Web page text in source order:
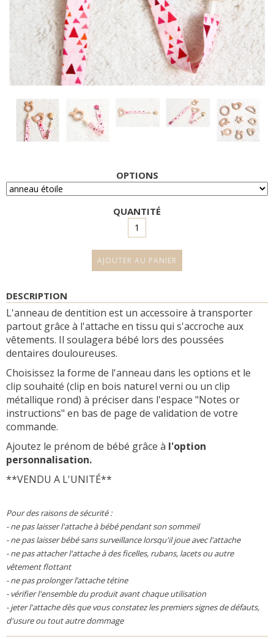
OPTIONS
QUANTITÉ
DESCRIPTION
L'anneau de dentition est un accessoire à transporter
partout grâce à l'attache en tissu qui s'accroche aux
vêtements. Il soulagera bébé lors des poussées
dentaires douloureuses.
Choisissez la forme de l'anneau dans les options et le
clip souhaité (clip en bois naturel verni ou un clip
métallique rond) à préciser dans l'espace "Notes or
instructions" en bas de page de validation de votre
commande.
Ajoutez le prénom de bébé grâce à l'option
personnalisation.
**VENDU A L'UNITÉ**
Pour des raisons de sécurité :
- ne pas laisser l'attache à bébé pendant son sommeil
- ne pas laisser bébé sans surveillance lorsqu'il joue avec l'attache
- ne pas attacher l'attache à des ficelles, rubans, lacets ou autre
vêtement flottant
- ne pas prolonger l’attache tétine
- vérifier l'ensemble du produit avant chaque utilisation
- jeter l'attache dès que vous constatez les premiers signes de défauts,
d'usure ou tout autre dommage